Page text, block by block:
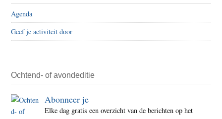
Agenda
Geef je activiteit door
Ochtend- of avondeditie
Abonneer je
Elke dag gratis een overzicht van de berichten op het